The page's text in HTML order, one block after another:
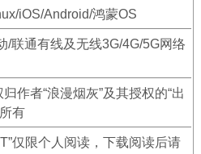
iOS/Android/鸿蒙OS
/联通有线及无线3G/4G/5G网络
作者“浪漫烟灰”及其授权的“出
有
仅限个人阅读，下载阅读后请